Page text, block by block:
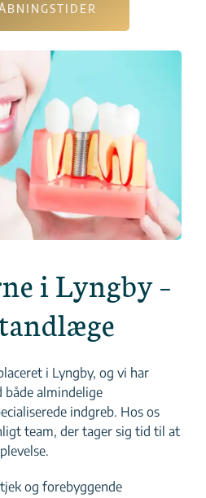
i Lyngby –
i Lyngby, og vi har
både almindelige
indgreb. Hos os
team, der tager sig tid til at
og forebyggende